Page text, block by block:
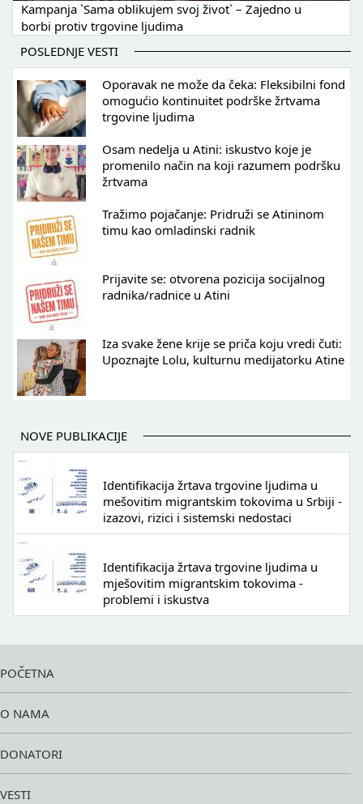
Kampanja `Sama oblikujem svoj život` – Zajedno u
borbi protiv trgovine ljudima
POSLEDNJE VESTI
Oporavak ne može da čeka: Fleksibilni fond
omogućio kontinuitet podrške žrtvama
trgovine ljudima
Osam nedelja u Atini: iskustvo koje je
promenilo način na koji razumem podršku
žrtvama
Tražimo pojačanje: Pridruži se Atininom
timu kao omladinski radnik
Prijavite se: otvorena pozicija socijalnog
radnika/radnice u Atini
Iza svake žene krije se priča koju vredi čuti:
Upoznajte Lolu, kulturnu medijatorku Atine
NOVE PUBLIKACIJE
Identifikacija žrtava trgovine ljudima u
mešovitim migrantskim tokovima u Srbiji -
izazovi, rizici i sistemski nedostaci
Identifikacija žrtava trgovine ljudima u
mješovitim migrantskim tokovima -
problemi i iskustva
POČETNA
O NAMA
DONATORI
VESTI